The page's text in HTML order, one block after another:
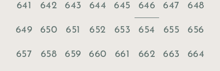
641 642 643 644 645 646 647 648
649 650 651 652 653 654 655 656
657 658 659 660 661 662 663 664